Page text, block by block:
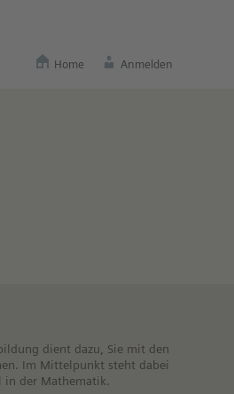
Home Anmelden
dient dazu, Sie mit den
Im Mittelpunkt steht dabei
in der Mathematik.